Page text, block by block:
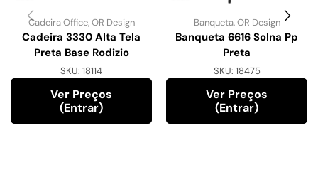
Cadeira Office,OR Design
Cadeira 3330 Alta Tela
Preta Base Rodizio
SKU: 18114
Ver Preços
(entrar)
Banqueta,OR Design
Banqueta 6616 Solna Pp
Preta
SKU: 18475
Ver Preços
(entrar)